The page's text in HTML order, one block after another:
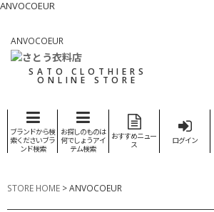
ANVOCOEUR
ANVOCOEUR
SATO CLOTHIERS
ONLINE STORE
ブランドから検
索くださいブラ
ンド検索
お探しのものは
何でしょうアイ
テム検索
おすすめニュー
ス
ログイン
STORE HOME >ANVOCOEUR